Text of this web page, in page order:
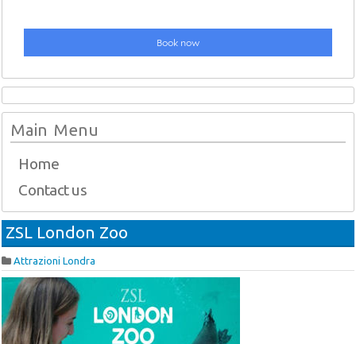
Main Menu
Home
Contact us
ZSL London Zoo
Attrazioni Londra